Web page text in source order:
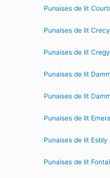
Punaises de lit
Punaises de lit
Punaises de lit
Punaises de lit
Punaises de lit
Punaises de lit
Punaises de lit Esbly
Punaises de lit